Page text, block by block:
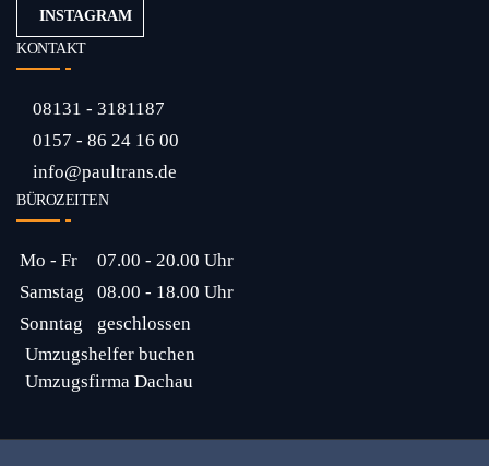
INSTAGRAM
KONTAKT
08131 - 3181187
0157 - 86 24 16 00
info@paultrans.de
BÜROZEITEN
Mo - Fr
07.00 - 20.00 Uhr
Samstag
08.00 - 18.00 Uhr
Sonntag
geschlossen
Umzugshelfer buchen
Umzugsfirma Dachau